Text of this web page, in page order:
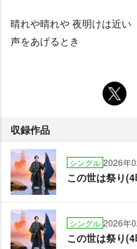
晴れや晴れや 夜明けは近い
声をあげるとき
収録作品
シングル 2026年
この世は祭り
シングル 2026年
この世は祭り